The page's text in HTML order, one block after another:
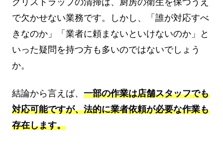
グリストラップの清掃は、厨房の衛生を保つうえ
で欠かせない業務です。しかし、「誰が対応すべ
きなのか」「業者に頼まないといけないのか」と
いった疑問を持つ方も多いのではないでしょう
か。
結論から言えば、 一部の作業は店舗スタッフでも
対応可能ですが、法的に業者依頼が必要な作業も
存在します。